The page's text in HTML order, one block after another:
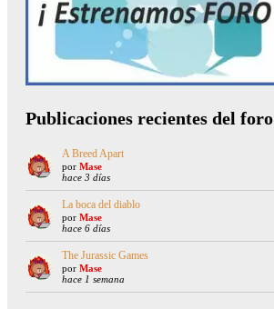
Publicaciones recientes del foro
A Breed Apart
por Mase
hace 3 días
La boca del diablo
por Mase
hace 6 días
The Jurassic Games
por Mase
hace 1 semana